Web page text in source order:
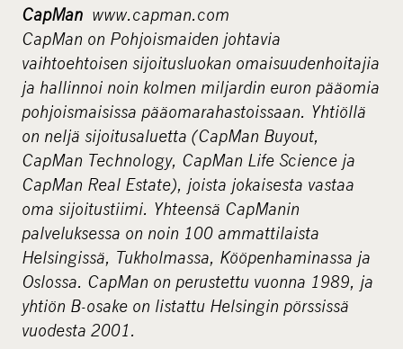
CapMan www.capman.com
CapMan on Pohjoismaiden johtavia
vaihtoehtoisen sijoitusluokan omaisuudenhoitajia
ja hallinnoi noin kolmen miljardin euron pääomia
pohjoismaisissa pääomarahastoissaan. Yhtiöllä
on neljä sijoitusaluetta (CapMan Buyout,
CapMan Technology, CapMan Life Science ja
CapMan Real Estate), joista jokaisesta vastaa
oma sijoitustiimi. Yhteensä CapManin
palveluksessa on noin 100 ammattilaista
Helsingissä, Tukholmassa, Kööpenhaminassa ja
Oslossa. CapMan on perustettu vuonna 1989, ja
yhtiön B-osake on listattu Helsingin pörssissä
vuodesta 2001.